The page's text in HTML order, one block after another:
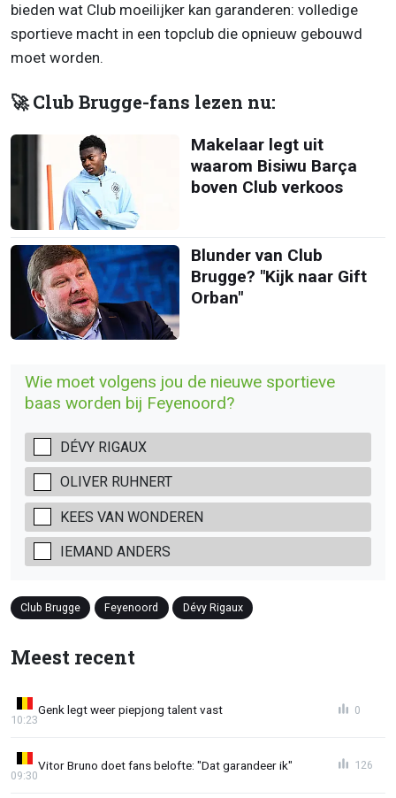
bieden wat Club moeilijker kan garanderen: volledige
sportieve macht in een topclub die opnieuw gebouwd
moet worden.
🚀 Club Brugge-fans lezen nu:
Makelaar legt uit
waarom Bisiwu Barça
boven Club verkoos
Blunder van Club
Brugge? "Kijk naar Gift
Orban"
Wie moet volgens jou de nieuwe sportieve
baas worden bij Feyenoord?
DÉVY RIGAUX
OLIVER RUHNERT
KEES VAN WONDEREN
IEMAND ANDERS
Club Brugge Feyenoord Dévy Rigaux
Meest recent
Genk legt weer piepjong talent vast
10:23
0
Vitor Bruno doet fans belofte: "Dat garandeer ik"
09:30
126